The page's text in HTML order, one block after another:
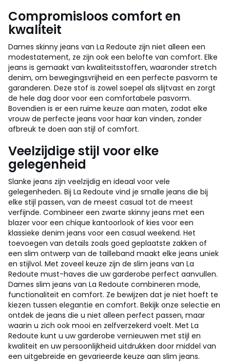
Compromisloos comfort en
kwaliteit
Dames skinny jeans van La Redoute zijn niet alleen een
modestatement, ze zijn ook een belofte van comfort. Elke
jeans is gemaakt van kwaliteitsstoffen, waaronder stretch
denim, om bewegingsvrijheid en een perfecte pasvorm te
garanderen. Deze stof is zowel soepel als slijtvast en zorgt
de hele dag door voor een comfortabele pasvorm.
Bovendien is er een ruime keuze aan maten, zodat elke
vrouw de perfecte jeans voor haar kan vinden, zonder
afbreuk te doen aan stijl of comfort.
Veelzijdige stijl voor elke
gelegenheid
Slanke jeans zijn veelzijdig en ideaal voor vele
gelegenheden. Bij La Redoute vind je smalle jeans die bij
elke stijl passen, van de meest casual tot de meest
verfijnde. Combineer een zwarte skinny jeans met een
blazer voor een chique kantoorlook of kies voor een
klassieke denim jeans voor een casual weekend. Het
toevoegen van details zoals goed geplaatste zakken of
een slim ontwerp van de tailleband maakt elke jeans uniek
en stijlvol. Met zoveel keuze zijn de slim jeans van La
Redoute must-haves die uw garderobe perfect aanvullen.
Dames slim jeans van La Redoute combineren mode,
functionaliteit en comfort. Ze bewijzen dat je niet hoeft te
kiezen tussen elegantie en comfort. Bekijk onze selectie en
ontdek de jeans die u niet alleen perfect passen, maar
waarin u zich ook mooi en zelfverzekerd voelt. Met La
Redoute kunt u uw garderobe vernieuwen met stijl en
kwaliteit en uw persoonlijkheid uitdrukken door middel van
een uitgebreide en gevarieerde keuze aan slim jeans.